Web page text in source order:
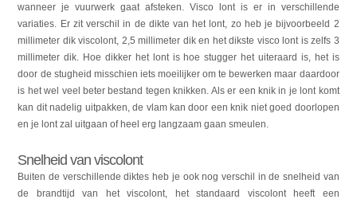
wanneer je vuurwerk gaat afsteken. Visco lont is er in verschillende
variaties. Er zit verschil in de dikte van het lont, zo heb je bijvoorbeeld 2
millimeter dik viscolont, 2,5 millimeter dik en het dikste visco lont is zelfs 3
millimeter dik. Hoe dikker het lont is hoe stugger het uiteraard is, het is
door de stugheid misschien iets moeilijker om te bewerken maar daardoor
is het wel veel beter bestand tegen knikken. Als er een knik in je lont komt
kan dit nadelig uitpakken, de vlam kan door een knik niet goed doorlopen
en je lont zal uitgaan of heel erg langzaam gaan smeulen.
Snelheid van viscolont
Buiten de verschillende diktes heb je ook nog verschil in de snelheid van
de brandtijd van het viscolont, het standaard viscolont heeft een